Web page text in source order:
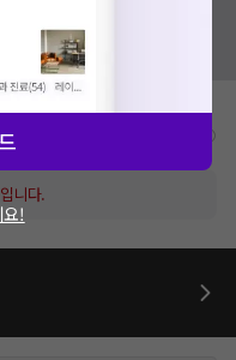
니다.
!